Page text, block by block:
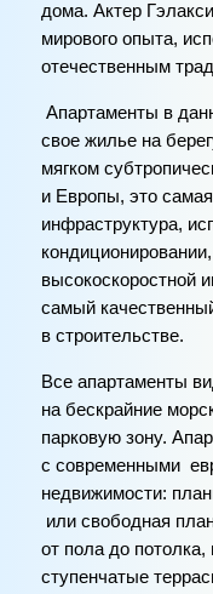
дома. Актер
мирового опыта,
отечественным
Апартаменты в
свое жилье на
мягком
и Европы, это
инфраструктура,
высокоскоростной
самый
в строительстве.
Все апартаменты
на бескрайние
парковую зону.
с современными
недвижимости:
или свободная
от пола до
ступенчатые